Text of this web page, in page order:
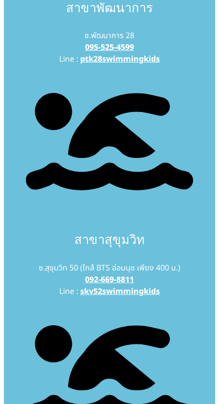
สาขาพัฒนาการ
ซ.พัฒนาการ 28
095-525-4599
Line : ptk28swimmingkids
สาขาสุขุมวิท
ซ.สุขุมวิท 50 (ใกล้ BTS อ่อนนุช เพียง 400 ม.)
092-669-8811
Line : skv52swimmingkids